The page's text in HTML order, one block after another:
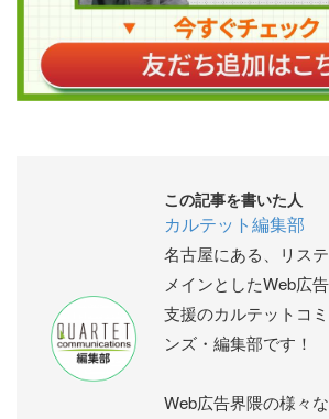
この記事を書いた人
カルテット編集部
名古屋にある、リス
メインとしたWeb広
支援のカルテットコ
ンズ・編集部です！
Web広告界隈の様々